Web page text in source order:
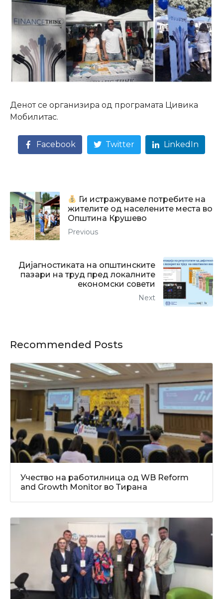
Денот се организира од програмата Цивика
Мобилитас.
Facebook Twitter LinkedIn
Ги истражуваме потребите на
жителите од населените места во
Општина Крушево
Previous
Дијагностиката на општинските
пазари на труд пред локалните
економски совети
Next
Recommended Posts
Учество на работилница од WB Reform
and Growth Monitor во Тирана